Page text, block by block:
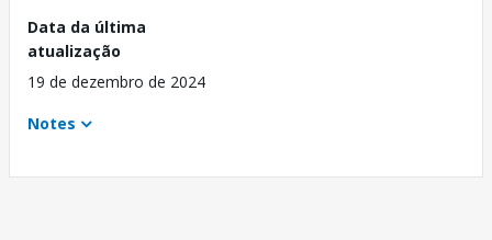
Data da última
atualização
19 de dezembro de 2024
Notes